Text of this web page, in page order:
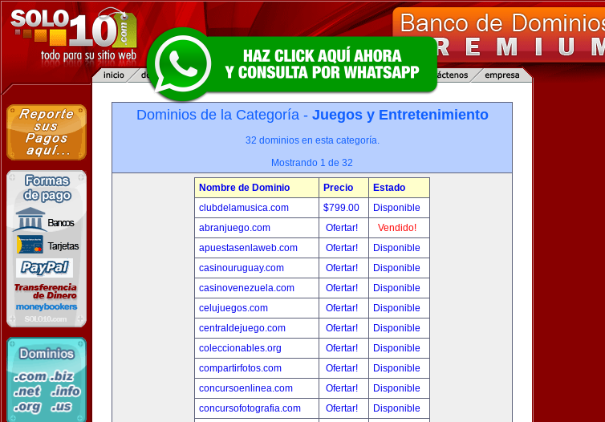
Dominios de la Categoría - Juegos y Entretenimiento
32 dominios en esta categoría.
Mostrando 1 de 32
Nombre de Dominio Precio
Estado
clubdelamusica.com
$799.00
Disponible
abranjuego.com
Ofertar!
Vendido!
apuestasenlaweb.com
Ofertar!
Disponible
casinouruguay.com
Ofertar!
Disponible
casinovenezuela.com
Ofertar!
Disponible
celujuegos.com
Ofertar!
Disponible
centraldejuego.com
Ofertar!
Disponible
coleccionables.org
Ofertar!
Disponible
compartirfotos.com
Ofertar!
Disponible
concursoenlinea.com
Ofertar!
Disponible
concursofotografia.com
Ofertar!
Disponible